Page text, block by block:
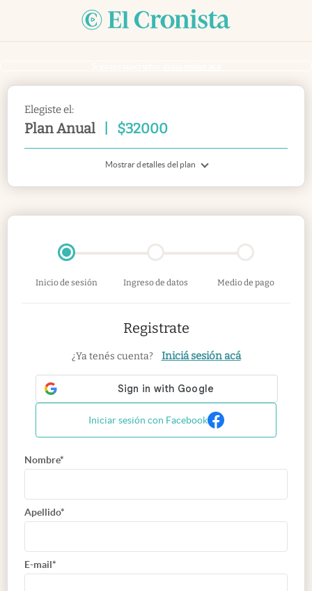
Elegiste el:
Plan Anual $32000
Mostrar detalles del plan
Inicio de sesión Ingreso de datos Medio de pago
Registrate
¿Ya tenés cuenta? Iniciá sesión acá
Iniciar sesión con Facebook
Nombre*
Apellido*
E-mail*